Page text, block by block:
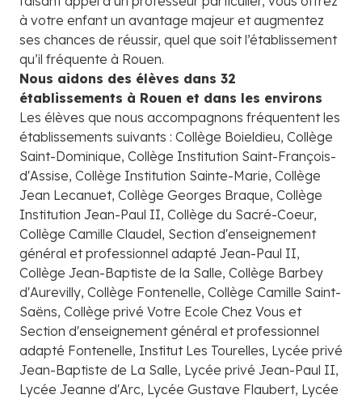
à votre enfant un avantage majeur et augmentez
ses chances de réussir, quel que soit l’établissement
qu’il fréquente à Rouen.
Nous aidons des élèves dans 32
établissements à Rouen et dans les environs
Les élèves que nous accompagnons fréquentent les
établissements suivants : Collège Boieldieu, Collège
Saint-Dominique, Collège Institution Saint-François-
d'Assise, Collège Institution Sainte-Marie, Collège
Jean Lecanuet, Collège Georges Braque, Collège
Institution Jean-Paul II, Collège du Sacré-Coeur,
Collège Camille Claudel, Section d'enseignement
général et professionnel adapté Jean-Paul II,
Collège Jean-Baptiste de la Salle, Collège Barbey
d'Aurevilly, Collège Fontenelle, Collège Camille Saint-
Saëns, Collège privé Votre Ecole Chez Vous et
Section d'enseignement général et professionnel
adapté Fontenelle, Institut Les Tourelles, Lycée privé
Jean-Baptiste de La Salle, Lycée privé Jean-Paul II,
Lycée Jeanne d'Arc, Lycée Gustave Flaubert, Lycée